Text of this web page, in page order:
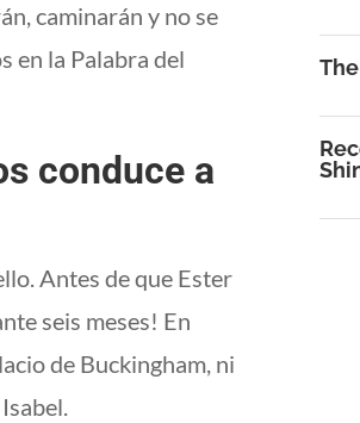
caminarán y no se
en la Palabra del
conduce a
Antes de que Ester
seis meses! En
de Buckingham, ni